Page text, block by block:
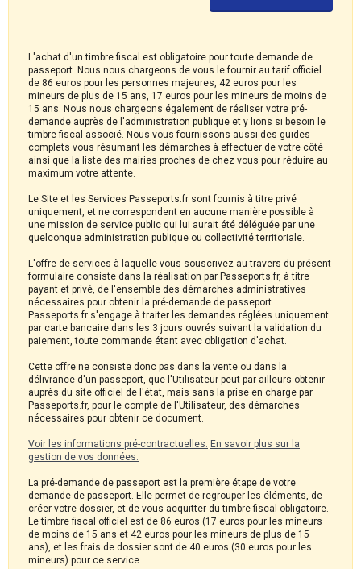
L'achat d'un timbre fiscal est obligatoire pour toute demande de
passeport. Nous nous chargeons de vous le fournir au tarif officiel
de 86 euros pour les personnes majeures, 42 euros pour les
mineurs de plus de 15 ans, 17 euros pour les mineurs de moins de
15 ans. Nous nous chargeons également de réaliser votre pré-
demande auprès de l'administration publique et y lions si besoin le
timbre fiscal associé. Nous vous fournissons aussi des guides
complets vous résumant les démarches à effectuer de votre côté
ainsi que la liste des mairies proches de chez vous pour réduire au
maximum votre attente.
Le Site et les Services Passeports.fr sont fournis à titre privé
uniquement, et ne correspondent en aucune manière possible à
une mission de service public qui lui aurait été déléguée par une
quelconque administration publique ou collectivité territoriale.
L'offre de services à laquelle vous souscrivez au travers du présent
formulaire consiste dans la réalisation par Passeports.fr, à titre
payant et privé, de l'ensemble des démarches administratives
nécessaires pour obtenir la pré-demande de passeport.
Passeports.fr s'engage à traiter les demandes réglées uniquement
par carte bancaire dans les 3 jours ouvrés suivant la validation du
paiement, toute commande étant avec obligation d'achat.
Cette offre ne consiste donc pas dans la vente ou dans la
délivrance d'un passeport, que l'Utilisateur peut par ailleurs obtenir
auprès du site officiel de l'état, mais sans la prise en charge par
Passeports.fr, pour le compte de l'Utilisateur, des démarches
nécessaires pour obtenir ce document.
Voir les informations pré-contractuelles. En savoir plus sur la
gestion de vos données.
La pré-demande de passeport est la première étape de votre
demande de passeport. Elle permet de regrouper les éléments, de
créer votre dossier, et de vous acquitter du timbre fiscal obligatoire.
Le timbre fiscal officiel est de 86 euros (17 euros pour les mineurs
de moins de 15 ans et 42 euros pour les mineurs de plus de 15
ans), et les frais de dossier sont de 40 euros (30 euros pour les
mineurs) pour ce service.